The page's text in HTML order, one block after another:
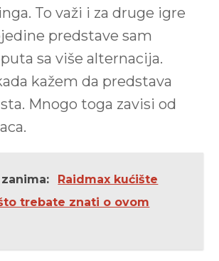
To važi i za druge igre
predstave sam
sa više alternacija.
kažem da predstava
Mnogo toga zavisi od
Raidmax kućište
trebate znati o ovom